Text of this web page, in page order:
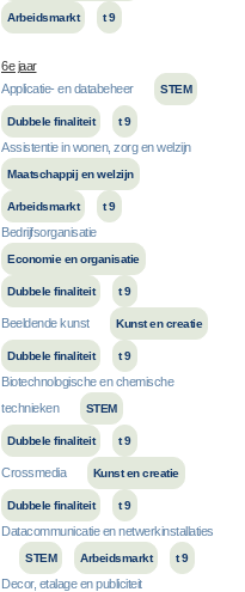
Arbeidsmarkt t 9
6e jaar
Applicatie- en databeheer STEM
Dubbele finaliteit t 9
Assistentie in wonen, zorg en welzijn
Maatschappij en welzijn
Arbeidsmarkt t 9
Bedrijfsorganisatie
Economie en organisatie
Dubbele finaliteit t 9
Beeldende kunst Kunst en creatie
Dubbele finaliteit t 9
Biotechnologische en chemische
technieken
STEM
Dubbele finaliteit t 9
Crossmedia Kunst en creatie
Dubbele finaliteit t 9
Datacommunicatie en netwerkinstallaties
STEM Arbeidsmarkt t 9
Decor, etalage en publiciteit